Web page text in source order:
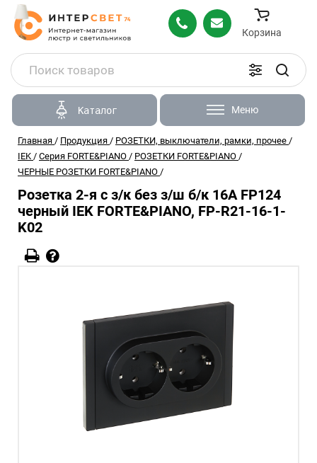
Корзина
Каталог Меню
Главная / Продукция / РОЗЕТКИ, выключатели, рамки, прочее /
IEK / Серия FORTE&PIANO / РОЗЕТКИ FORTE&PIANO /
ЧЕРНЫЕ РОЗЕТКИ FORTE&PIANO /
Розетка 2-я с з/к без з/ш б/к 16А FP124
черный IEK FORTE&PIANO, FP-R21-16-1-
K02